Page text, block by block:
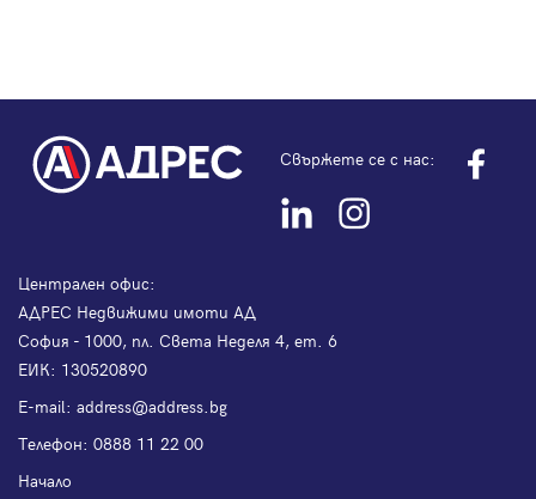
Свържете се с нас:
Централен офис:
АДРЕС Недвижими имоти АД
София - 1000, пл. Света Неделя 4, ет. 6
ЕИК: 130520890
Е-mail: address@address.bg
Телефон: 0888 11 22 00
Начало